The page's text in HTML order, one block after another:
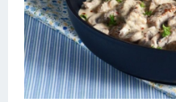
Дизайн комнаты